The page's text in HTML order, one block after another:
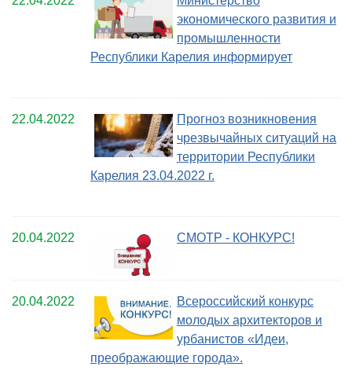
экономического развития и
промышленности
Республики Карелия информирует
22.04.2022
Прогноз возникновения
чрезвычайных ситуаций на
территории Республики
Карелия 23.04.2022 г.
20.04.2022 СМОТР - КОНКУРС!
20.04.2022
Всероссийский конкурс
молодых архитекторов и
урбанистов «Идеи,
преображающие города».